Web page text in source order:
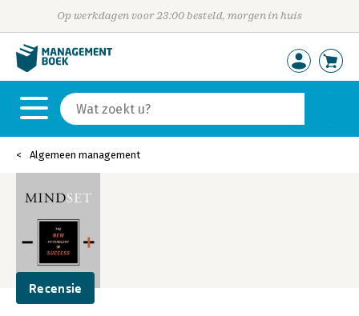
Op werkdagen voor 23:00 besteld, morgen in huis
Algemeen management
Recensie